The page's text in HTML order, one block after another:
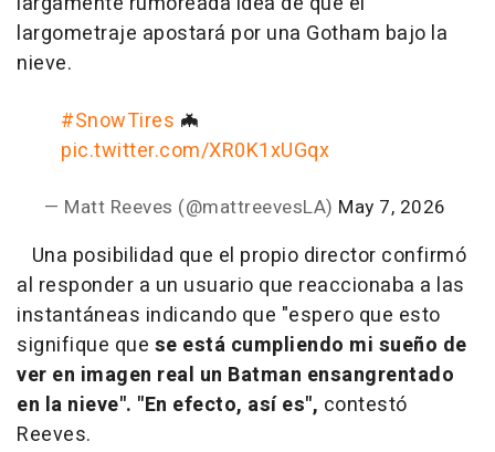
largometraje apostará por una Gotham bajo la
nieve.
#SnowTires 🦇
pic.twitter.com/XR0K1xUGqx
— Matt Reeves (@mattreevesLA) May 7, 2026
Una posibilidad que el propio director confirmó
al responder a un usuario que reaccionaba a las
instantáneas indicando que "espero que esto
signifique que se está cumpliendo mi sueño de
ver en imagen real un Batman ensangrentado
en la nieve". "En efecto, así es", contestó
Reeves.